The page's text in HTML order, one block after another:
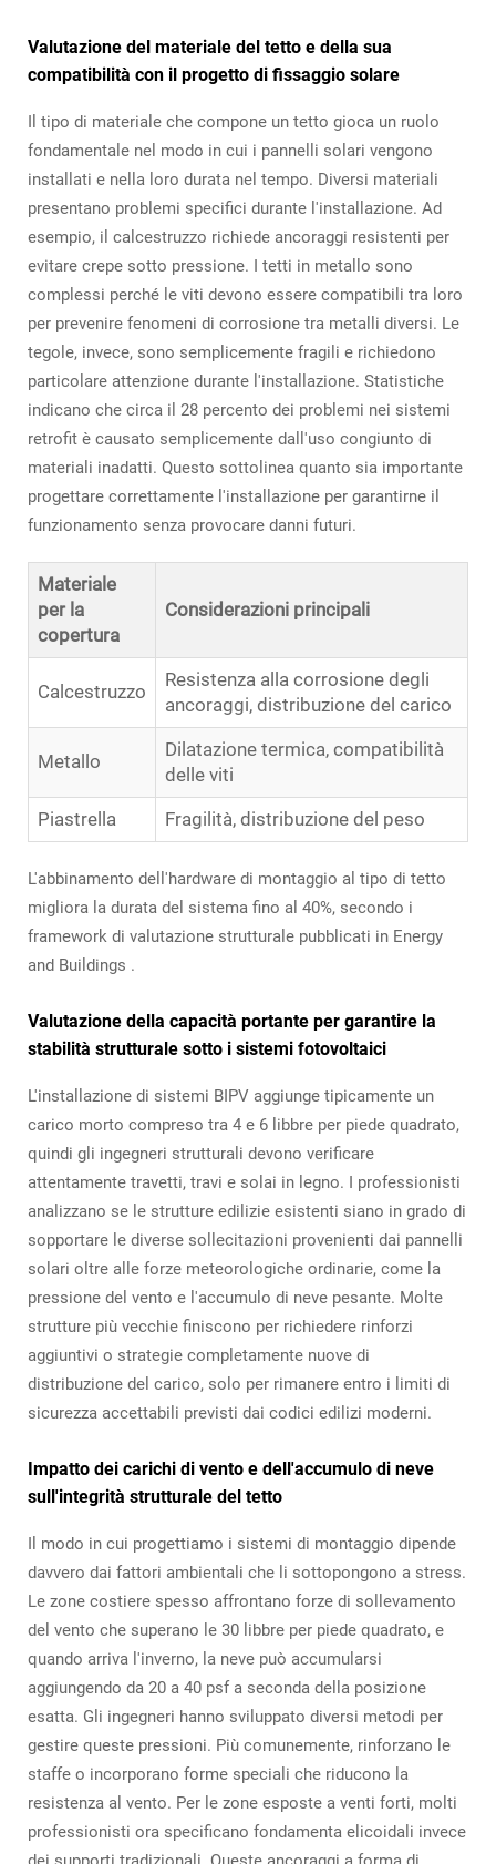
Valutazione del materiale del tetto e della sua
compatibilità con il progetto di fissaggio solare
Il tipo di materiale che compone un tetto gioca un ruolo
fondamentale nel modo in cui i pannelli solari vengono
installati e nella loro durata nel tempo. Diversi materiali
presentano problemi specifici durante l'installazione. Ad
esempio, il calcestruzzo richiede ancoraggi resistenti per
evitare crepe sotto pressione. I tetti in metallo sono
complessi perché le viti devono essere compatibili tra loro
per prevenire fenomeni di corrosione tra metalli diversi. Le
tegole, invece, sono semplicemente fragili e richiedono
particolare attenzione durante l'installazione. Statistiche
indicano che circa il 28 percento dei problemi nei sistemi
retrofit è causato semplicemente dall'uso congiunto di
materiali inadatti. Questo sottolinea quanto sia importante
progettare correttamente l'installazione per garantirne il
funzionamento senza provocare danni futuri.
Materiale
per la
copertura
Considerazioni principali
Calcestruzzo
Resistenza alla corrosione degli
ancoraggi, distribuzione del carico
Metallo
Dilatazione termica, compatibilità
delle viti
Piastrella
Fragilità, distribuzione del peso
L'abbinamento dell'hardware di montaggio al tipo di tetto
migliora la durata del sistema fino al 40%, secondo i
framework di valutazione strutturale pubblicati in Energy
and Buildings .
Valutazione della capacità portante per garantire la
stabilità strutturale sotto i sistemi fotovoltaici
L'installazione di sistemi BIPV aggiunge tipicamente un
carico morto compreso tra 4 e 6 libbre per piede quadrato,
quindi gli ingegneri strutturali devono verificare
attentamente travetti, travi e solai in legno. I professionisti
analizzano se le strutture edilizie esistenti siano in grado di
sopportare le diverse sollecitazioni provenienti dai pannelli
solari oltre alle forze meteorologiche ordinarie, come la
pressione del vento e l'accumulo di neve pesante. Molte
strutture più vecchie finiscono per richiedere rinforzi
aggiuntivi o strategie completamente nuove di
distribuzione del carico, solo per rimanere entro i limiti di
sicurezza accettabili previsti dai codici edilizi moderni.
Impatto dei carichi di vento e dell'accumulo di neve
sull'integrità strutturale del tetto
Il modo in cui progettiamo i sistemi di montaggio dipende
davvero dai fattori ambientali che li sottopongono a stress.
Le zone costiere spesso affrontano forze di sollevamento
del vento che superano le 30 libbre per piede quadrato, e
quando arriva l'inverno, la neve può accumularsi
aggiungendo da 20 a 40 psf a seconda della posizione
esatta. Gli ingegneri hanno sviluppato diversi metodi per
gestire queste pressioni. Più comunemente, rinforzano le
staffe o incorporano forme speciali che riducono la
resistenza al vento. Per le zone esposte a venti forti, molti
professionisti ora specificano fondamenta elicoidali invece